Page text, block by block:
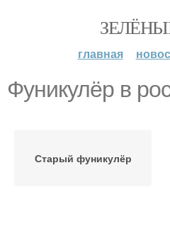
главная
Фуникулёр в
Старый фуникулёр